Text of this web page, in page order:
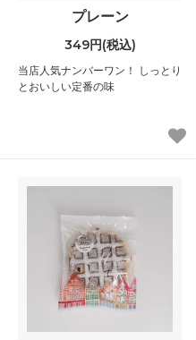
プレーン
349円(税込)
当店人気ナンバーワン！ しっとり
とおいしい定番の味